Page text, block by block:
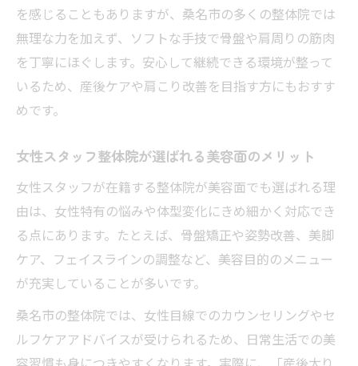
を感じることもありますが、桑名市の多くの整体院では
無理な力を加えず、ソフトな手技で骨盤や肩周りの筋肉
を丁寧にほぐします。安心して継続できる環境が整って
いるため、産後ケアや肩こり改善を目指す方にもおすす
めです。
女性スタッフ整体院が選ばれる美容面のメリット
女性スタッフが在籍する整体院が美容面でも選ばれる理
由は、女性特有の悩みや体型変化にきめ細かく対応でき
る点にあります。たとえば、骨盤矯正や姿勢改善、美脚
ケア、フェイスラインの調整など、美容目的のメニュー
が充実していることが多いです。
桑名市の整体院では、女性目線でのカウンセリングやセ
ルフケアアドバイスが受けられるため、日常生活での美